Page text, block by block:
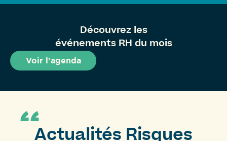
Découvrez les
événements RH du mois
Voir l'agenda
Actualités Risques